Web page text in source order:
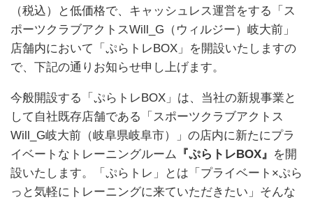
（税込）と低価格で、キャッシュレス運営をする「ス
ポーツクラブアクトスWill_G （ウィルジー）岐大前」
店舗内において「ぷらトレ BOX 」を開設いたしますの
で、下記の通りお知らせ申し上げます。
今般開設する「ぷらトレ BOX 」は、当社の新規事業と
して自社既存店舗である「スポーツクラブアクトス
Will_G岐大前（岐阜県岐阜市）」の店内に新たにプラ
イベートなトレーニングルーム 『ぷらトレ BOX』 を開
設いたします。「ぷらトレ」とは「プライベート×ぷら
っと気軽にトレーニングに来ていただきたい」そんな